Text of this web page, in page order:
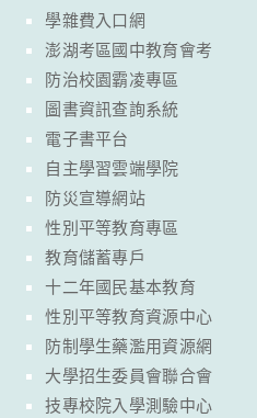
學雜費入口網
澎湖考區國中教育會考
防治校園霸凌專區
圖書資訊查詢系統
電子書平台
自主學習雲端學院
防災宣導網站
性別平等教育專區
教育儲蓄專戶
十二年國民基本教育
性別平等教育資源中心
防制學生藥濫用資源網
大學招生委員會聯合會
技專校院入學測驗中心